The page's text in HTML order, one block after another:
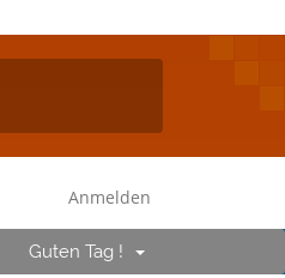
Anmelden
Guten Tag !